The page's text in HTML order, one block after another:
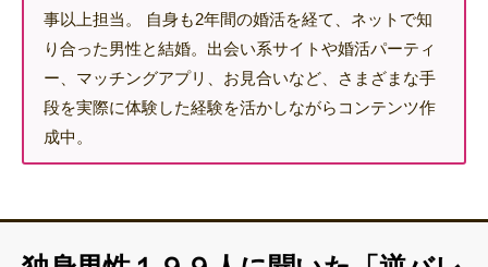
事以上担当。 自身も2年間の婚活を経て、ネットで知
り合った男性と結婚。出会い系サイトや婚活パーティ
ー、マッチングアプリ、お見合いなど、さまざまな手
段を実際に体験した経験を活かしながらコンテンツ作
成中。